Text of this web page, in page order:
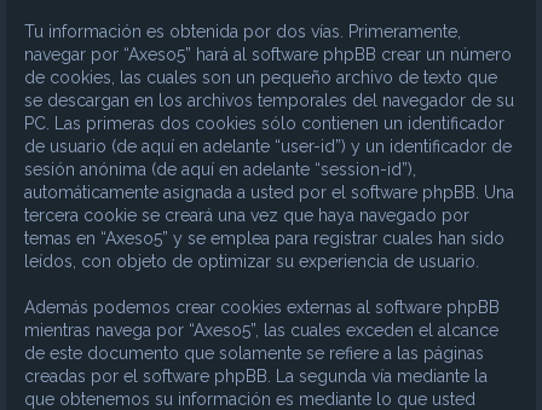
Tu información es obtenida por dos vías. Primeramente,
navegar por “Axeso5” hará al software phpBB crear un número
de cookies, las cuales son un pequeño archivo de texto que
se descargan en los archivos temporales del navegador de su
PC. Las primeras dos cookies sólo contienen un identificador
de usuario (de aquí en adelante “user-id”) y un identificador de
sesión anónima (de aquí en adelante “session-id”),
automáticamente asignada a usted por el software phpBB. Una
tercera cookie se creará una vez que haya navegado por
temas en “Axeso5” y se emplea para registrar cuales han sido
leídos, con objeto de optimizar su experiencia de usuario.
Además podemos crear cookies externas al software phpBB
mientras navega por “Axeso5”, las cuales exceden el alcance
de este documento que solamente se refiere a las páginas
creadas por el software phpBB. La segunda vía mediante la
que obtenemos su información es mediante lo que usted